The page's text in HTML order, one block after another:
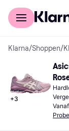
Voor shoppers
Klarna/Shoppen/
+3